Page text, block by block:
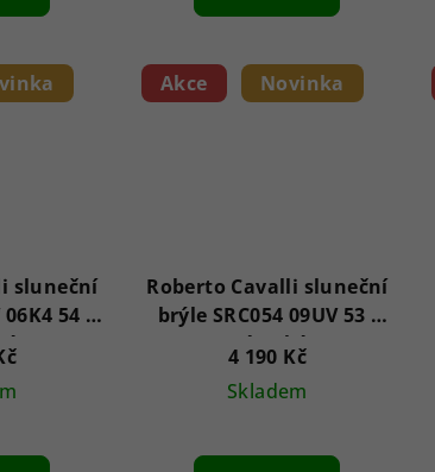
sluneční
54 -
Akce Novinka
Roberto Cavalli sluneční
brýle SRC054 09UV 53 -
Dámské
4 190 Kč
Skladem